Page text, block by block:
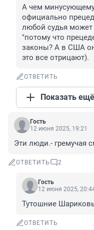
А чем
официально
любой судья
"потому что
законы? А в США
это все отрицают).
ОТВЕТИТЬ
Показать
Гость
12 июня 2025, 19:21
Эти люди.- гремучая
ОТВЕТИТЬ 2
Гость
12 июня 2025,
Тутошние
ОТВЕТИТЬ